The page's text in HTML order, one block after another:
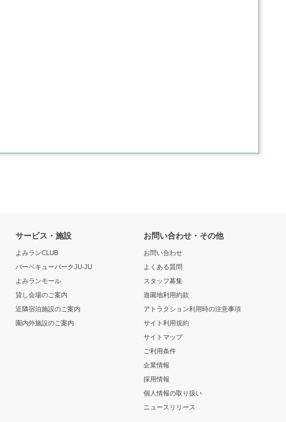
サービス・施設
よみランCLUB
バーベキューパークJU-JU
よみランモール
貸し会場のご案内
近隣宿泊施設のご案内
園内外施設のご案内
お問い合わせ・その他
お問い合わせ
よくある質問
スタッフ募集
遊園地利用約款
アトラクション利用時の注意事項
サイト利用規約
サイトマップ
ご利用条件
企業情報
採用情報
個人情報の取り扱い
ニュースリリース